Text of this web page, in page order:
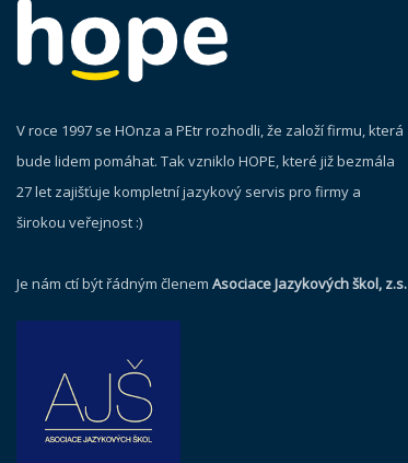
V roce 1997 se HOnza a PEtr rozhodli, že založí firmu, která
bude lidem pomáhat. Tak vzniklo HOPE, které již bezmála
27 let zajišťuje kompletní jazykový servis pro firmy a
širokou veřejnost :)
Je nám ctí být řádným členem Asociace Jazykových škol, z.s.